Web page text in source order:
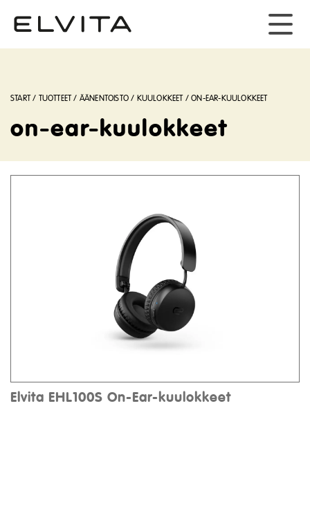
START/ TUOTTEET/ ÄÄNENTOISTO / KUULOKKEET/ON-EAR-KUULOKKEET
on-ear-kuulokkeet
Elvita EHL100S On-Ear-kuulokkeet